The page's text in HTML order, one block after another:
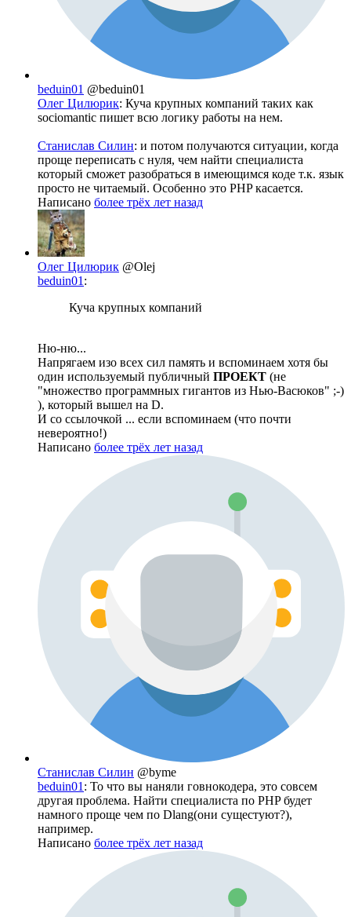
beduin01 @beduin01
Олег Цилюрик: Куча крупных компаний таких как
sociomantic пишет всю логику работы на нем.
Станислав Силин: и потом получаются ситуации, когда
проще переписать с нуля, чем найти специалиста
который сможет разобраться в имеющимся коде т.к. язык
просто не читаемый. Особенно это PHP касается.
Написано более трёх лет назад
Олег Цилюрик @Olej
beduin01 :
Куча крупных компаний
Ню-ню...
Напрягаем изо всех сил память и вспоминаем хотя бы
один используемый публичный ПРОЕКТ (не
"множество программных гигантов из Нью-Васюков" ;-)
), который вышел на D.
И со ссылочкой ... если вспоминаем (что почти
невероятно!)
Написано более трёх лет назад
Станислав Силин @byme
beduin01 : То что вы наняли говнокодера, это совсем
другая проблема. Найти специалиста по PHP будет
намного проще чем по Dlang(они сущестуют?),
например.
Написано более трёх лет назад